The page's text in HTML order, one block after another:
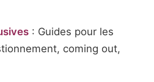
: Guides pour les
coming out,